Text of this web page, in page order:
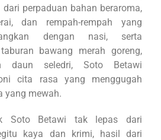
perpaduan bahan beraroma,
dan rempah-rempah yang
dengan nasi, serta
bawang merah goreng,
daun seledri, Soto Betawi
cita rasa yang menggugah
yang mewah.
Soto Betawi tak lepas dari
kaya dan krimi, hasil dari